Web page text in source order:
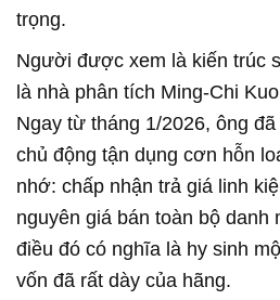
trọng.
Người được xem là kiến trúc
là nhà phân tích Ming-Chi
Ngay từ tháng 1/2026, ông
chủ động tận dụng cơn hỗn
nhớ: chấp nhận trả giá linh
nguyên giá bán toàn bộ danh
điều đó có nghĩa là hy sinh
vốn đã rất dày của hãng.